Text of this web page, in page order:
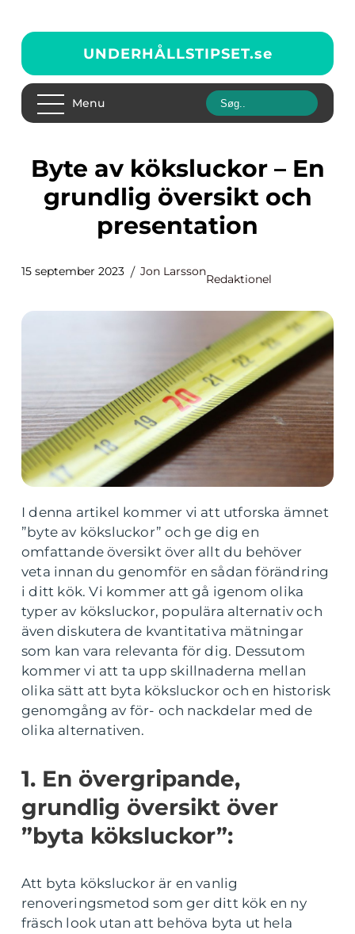
UNDERHÅLLSTIPSET.se
Menu
Byte av köksluckor – En
grundlig översikt och
presentation
15 september 2023 Jon Larsson
Redaktionel
I denna artikel kommer vi att utforska ämnet
”byte av köksluckor” och ge dig en
omfattande översikt över allt du behöver
veta innan du genomför en sådan förändring
i ditt kök. Vi kommer att gå igenom olika
typer av köksluckor, populära alternativ och
även diskutera de kvantitativa mätningar
som kan vara relevanta för dig. Dessutom
kommer vi att ta upp skillnaderna mellan
olika sätt att byta köksluckor och en historisk
genomgång av för- och nackdelar med de
olika alternativen.
1. En övergripande,
grundlig översikt över
”byta köksluckor”:
Att byta köksluckor är en vanlig
renoveringsmetod som ger ditt kök en ny
fräsch look utan att behöva byta ut hela